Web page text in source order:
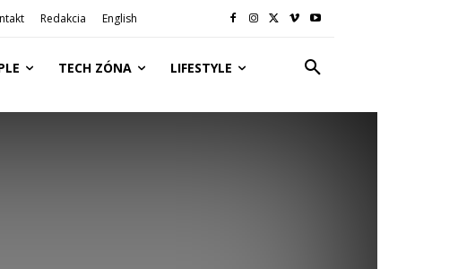
Redakcia English
TECH ZÓNA LIFESTYLE